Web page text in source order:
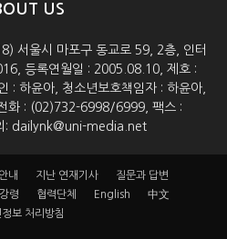
US
서울시 마포구 동교로 59, 2층, 인터
등록연월일 : 2005.08.10, 제호 :
: 하윤아, 청소년보호책임자 : 하윤아,
화 : (02)732-6998/6999, 팩스 :
: dailynk@uni-media.net
내 지난 연재기사
질문과 답변
령 협력단체 English
中文
정보 처리방침